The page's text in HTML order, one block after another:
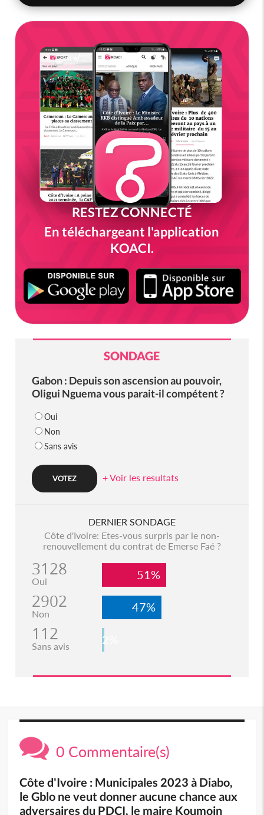
RESTEZ CONNECTÉ
En téléchargeant l'application
KOACI.
SONDAGE
Gabon : Depuis son ascension au pouvoir,
Oligui Nguema vous parait-il compétent ?
Oui
Non
Sans avis
+ Voir les resultats
DERNIER SONDAGE
Côte d'Ivoire: Etes-vous surpris par le non-
renouvellement du contrat de Emerse Faé ?
3128
Oui 51%
2902
Non 47%
112
Sans avis 2%
0 Commentaire(s)
Côte d'Ivoire : Municipales 2023 à Diabo,
le Gblo ne veut donner aucune chance aux
adversaires du PDCI, le maire Koumoin